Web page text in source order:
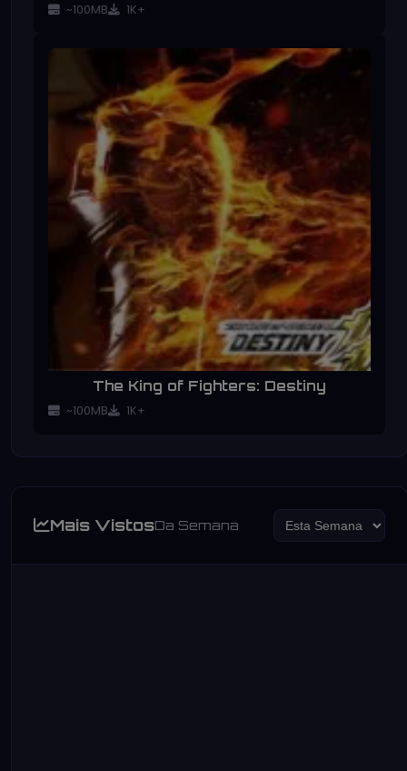
~100MB 1K+
The King of Fighters: Destiny
~100MB 1K+
Mais VistosDa Semana